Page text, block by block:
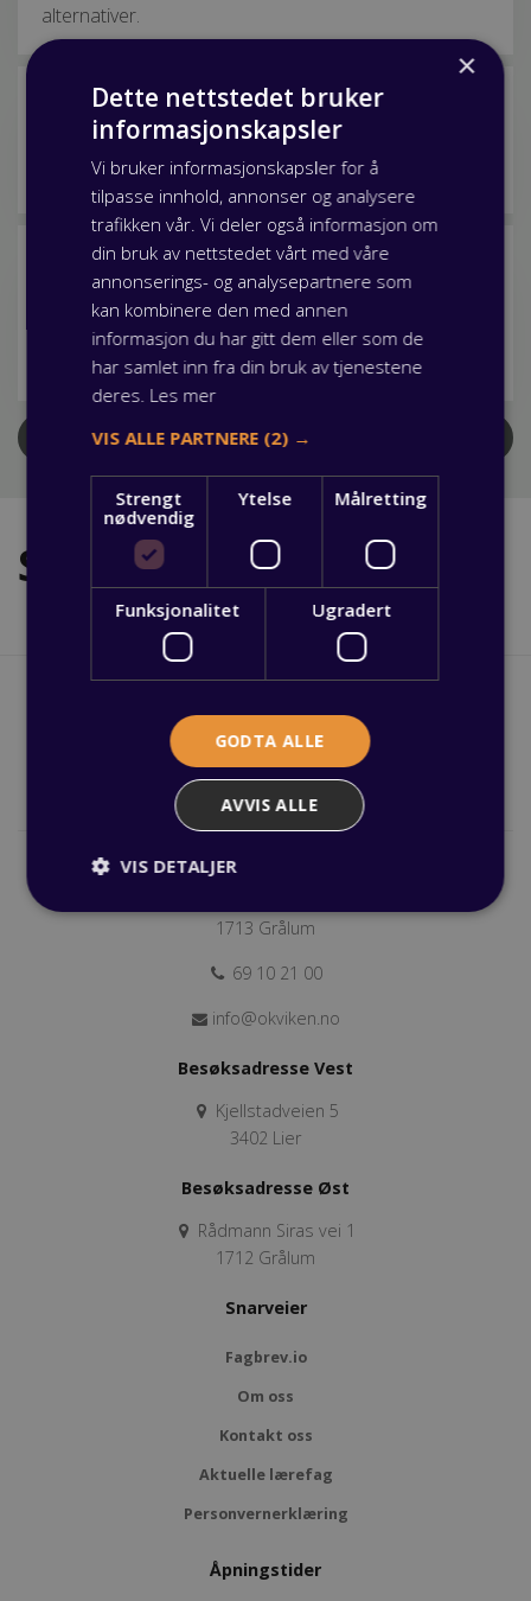
alternativer.
Spørsmål og svar rundt fagprøven
Vi har oppsummert de vanligste spørsmålene vi får
rundt fagprøven, og besvart dem her.
Er du nervøs før fagprøven?
Fagprøven er læretidens eksamen, og du er kanskje
nervøs før du skal avlegge din avsluttende prøve? Her
er noen råd som forhåpentligvis kan roe nervene.
Last flere
Søk
Postadresse OKViken
1713 Grålum
69 10 21 00
info@okviken.no
Besøksadresse Vest
Kjellstadveien 5
3402 Lier
Besøksadresse Øst
Rådmann Siras vei 1
1712 Grålum
Snarveier
Fagbrev.io
Om oss
Kontakt oss
Aktuelle lærefag
Personvernerklæring
Åpningstider
×
Dette nettstedet bruker
informasjonskapsler
Vi bruker informasjonskapsler for å
tilpasse innhold, annonser og analysere
trafikken vår. Vi deler også informasjon om
din bruk av nettstedet vårt med våre
annonserings- og analysepartnere som
kan kombinere den med annen
informasjon du har gitt dem eller som de
har samlet inn fra din bruk av tjenestene
deres. Les mer
VIS ALLE PARTNERE (2) →
Strengt
nødvendig
Ytelse Målretting
Funksjonalitet Ugradert
GODTA ALLE
AVVIS ALLE
VIS DETALJER